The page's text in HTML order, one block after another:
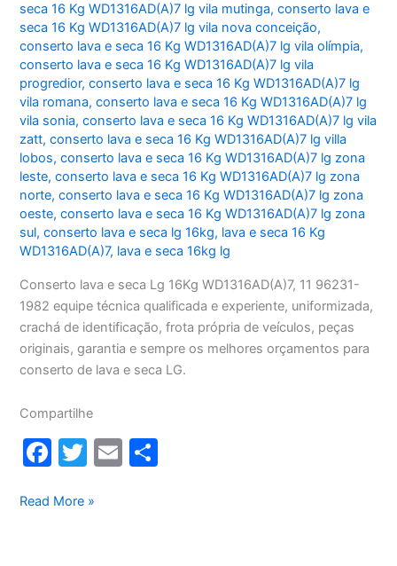
seca 16 Kg WD1316AD(A)7 lg vila mutinga,conserto lava e
seca 16 Kg WD1316AD(A)7 lg vila nova conceição,
conserto lava e seca 16 Kg WD1316AD(A)7 lg vila olímpia,
conserto lava e seca 16 Kg WD1316AD(A)7 lg vila
progredior,conserto lava e seca 16 Kg WD1316AD(A)7 lg
vila romana,conserto lava e seca 16 Kg WD1316AD(A)7 lg
vila sonia,conserto lava e seca 16 Kg WD1316AD(A)7 lg vila
zatt,conserto lava e seca 16 Kg WD1316AD(A)7 lg villa
lobos,conserto lava e seca 16 Kg WD1316AD(A)7 lg zona
leste,conserto lava e seca 16 Kg WD1316AD(A)7 lg zona
norte,conserto lava e seca 16 Kg WD1316AD(A)7 lg zona
oeste,conserto lava e seca 16 Kg WD1316AD(A)7 lg zona
sul,conserto lava e seca lg 16kg, lava e seca 16 Kg
WD1316AD(A)7, lava e seca 16kg lg
Conserto lava e seca Lg 16Kg WD1316AD(A)7, 11 96231-
1982 equipe técnica qualificada e experiente, uniformizada,
crachá de identificação, frota própria de veículos, peças
originais, garantia e sempre os melhores orçamentos para
conserto de lava e seca LG.
Compartilhe
F
c
T
itt
E
Conserto
Read More »